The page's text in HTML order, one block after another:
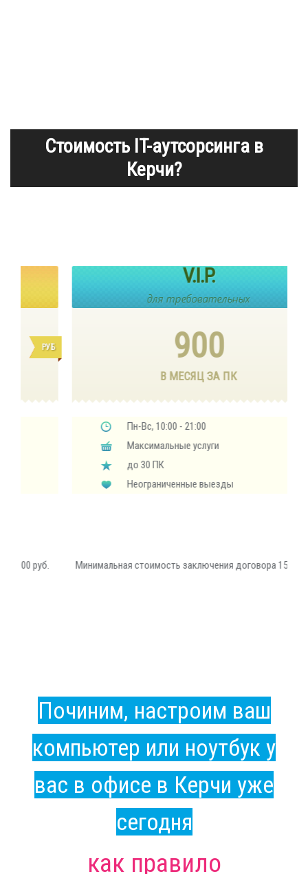
Стоимость IT-аутсорсинга в
Керчи?
для требовательных
900
В МЕСЯЦ ЗА ПК
Пн-Вс, 10:00 - 21:00
Максимальные услуги
до 30 ПК
Неограниченные выезды
Минимальная стоимость заключения договора 15000 руб.
Починим, настроим ваш
компьютер или ноутбук у
вас в офисе в Керчи уже
сегодня
как правило